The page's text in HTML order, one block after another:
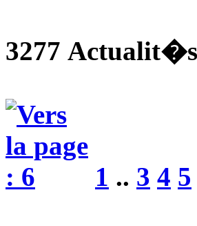
3277 Actualit�s
1 .. 3 4 5